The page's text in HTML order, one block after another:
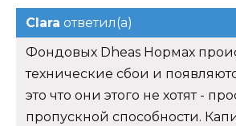
Clara ответил(а)
Фондовых Dheas Нормах
технические сбои и
это что они этого не хотят -
пропускной способности.